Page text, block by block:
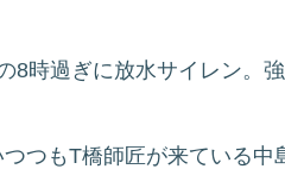
時過ぎに放水サイレン。強
つもT橋師匠が来ている中